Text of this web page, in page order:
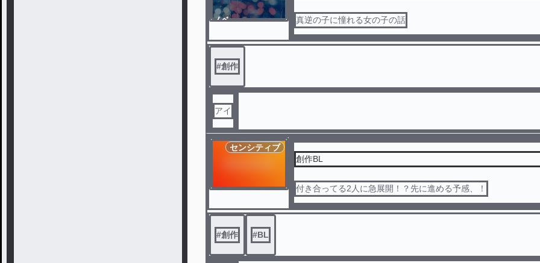
ノベ
真逆の子に憧れる女の子の話
#創作
アイ
センシティブ
創作BL
付き合ってる2人に急展開！？先に進める予感、！
#創作 #BL